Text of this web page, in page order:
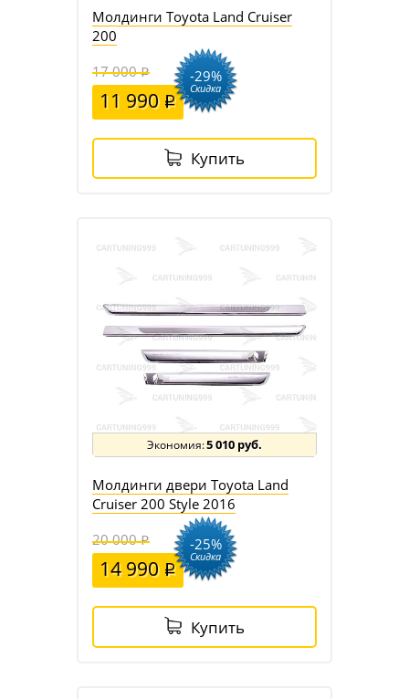
Молдинги Toyota Land Cruiser
200
17 000
11 990
-29%
Скидка
Купить
5 010 руб.
Молдинги двери Toyota Land
Cruiser 200 Style 2016
20 000
14 990
-25%
Скидка
Купить